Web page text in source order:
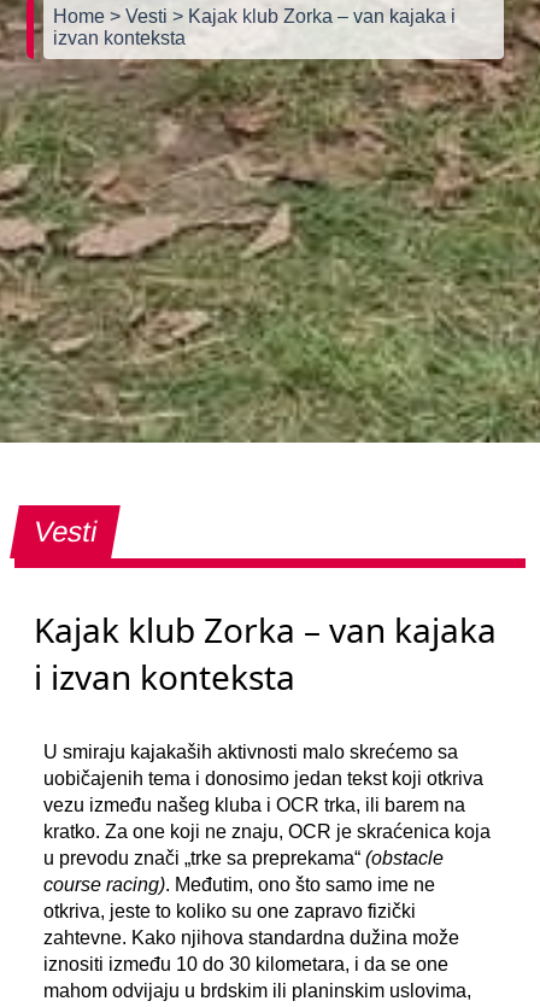
Home> Vesti> Kajak klub Zorka – van kajaka i
izvan konteksta
Vesti
Kajak klub Zorka – van kajaka
i izvan konteksta
U smiraju kajakaših aktivnosti malo skrećemo sa
uobičajenih tema i donosimo jedan tekst koji otkriva
vezu između našeg kluba i OCR trka, ili barem na
kratko. Za one koji ne znaju, OCR je skraćenica koja
u prevodu znači „trke sa preprekama“ (obstacle
course racing). Međutim, ono što samo ime ne
otkriva, jeste to koliko su one zapravo fizički
zahtevne. Kako njihova standardna dužina može
iznositi između 10 do 30 kilometara, i da se one
mahom odvijaju u brdskim ili planinskim uslovima,